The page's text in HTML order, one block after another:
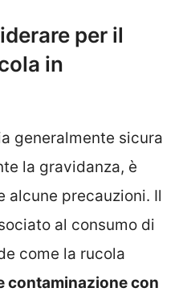
per il
in
generalmente sicura
la gravidanza, è
alcune precauzioni. Il
al consumo di
come la rucola
contaminazione con